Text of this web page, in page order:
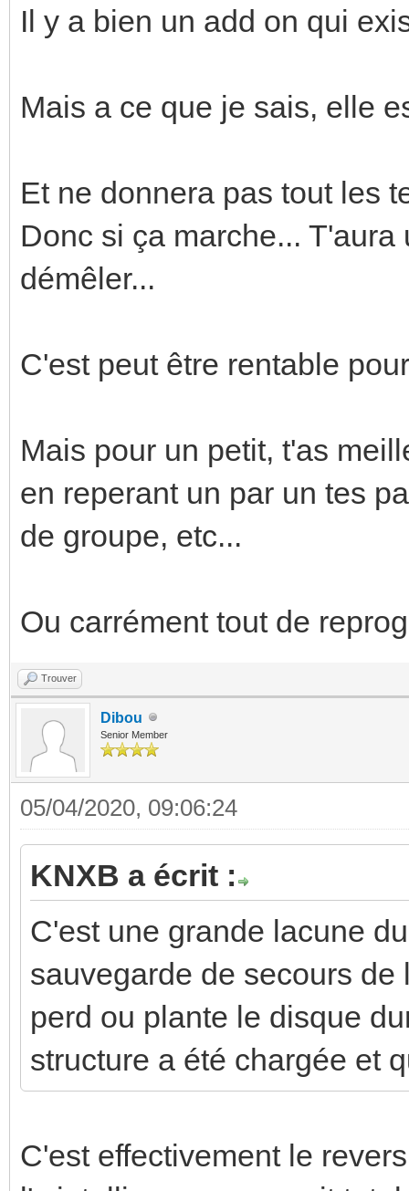
Il y a bien un add on qui
Mais a ce que je sais, elle
Et ne donnera pas tout les
Donc si ça marche...
démêler...
C'est peut être rentable
Mais pour un petit, t'as
en reperant un par un tes
de groupe, etc...
Ou carrément tout de
Trouver
Dibou
Senior Member
05/04/2020, 09:06:24
KNXB a écrit :
C'est une grande lacune
sauvegarde de secours
perd ou plante le disque
structure a été chargée et
C'est effectivement le